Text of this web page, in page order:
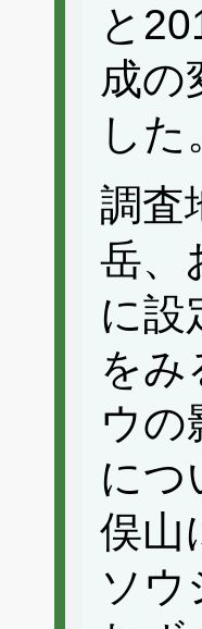
と
成の
した
調査
岳、
に設
をみ
ウの
につ
俣山
ソウ